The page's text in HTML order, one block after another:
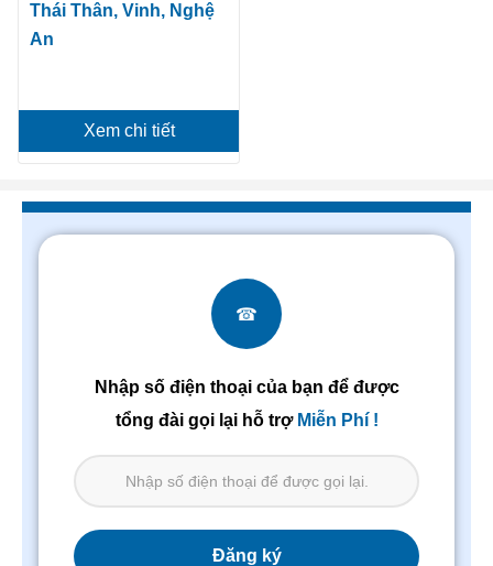
Thái Thân, Vinh, Nghệ
An
Xem chi tiết
☎
Nhập số điện thoại của bạn để được
tổng đài gọi lại hỗ trợ Miễn Phí !